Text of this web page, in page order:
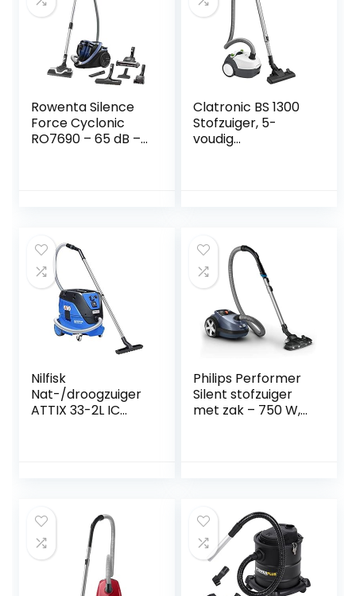
Rowenta Silence
Force Cyclonic
RO7690 – 65 dB –
Comfort
handgreep
Clatronic BS 1300
Stofzuiger, 5-
voudig
Nilfisk
Nat-/droogzuiger
ATTIX 33-2L IC
reservoir 30 l,
kabellengte 7,5 m,
luchthoeveelheid
4500 l/min)
107412103
Philips Performer
Silent stofzuiger
met zak – 750 W,